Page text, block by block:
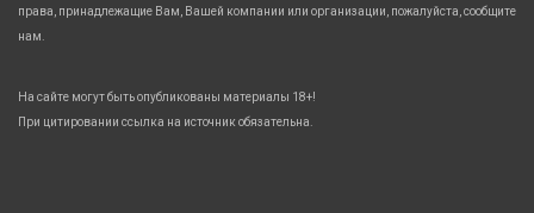
права, принадлежащие Вам, Вашей компании или организации, пожалуйста, сообщите
нам.
На сайте могут быть опубликованы материалы 18+!
При цитировании ссылка на источник обязательна.